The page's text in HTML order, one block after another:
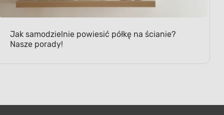
Jak samodzielnie powiesić półkę na ścianie?
Nasze porady!